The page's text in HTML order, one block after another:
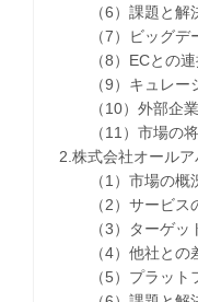
（6）課題と解
（7）ビッグデ
（8）ECとの連
（9）キュレーシ
（10）外部企業
（11）市場の将
2.株式会社オールア
（1）市場の概
（2）サービス
（3）ターゲッ
（4）他社との
（5）プラット